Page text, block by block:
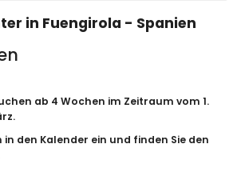
in Fuengirola - Spanien
ab 4 Wochen im Zeitraum vom 1.
in den Kalender ein und finden Sie den